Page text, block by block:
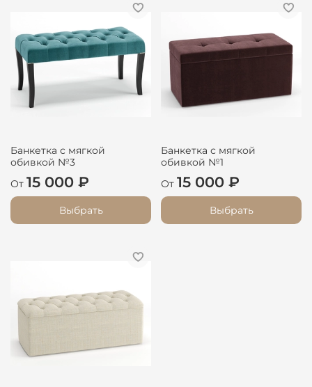
Банкетка с мягкой
обивкой №3
От 15 000 ₽
Выбрать
Банкетка с мягкой
обивкой №1
От 15 000 ₽
Выбрать